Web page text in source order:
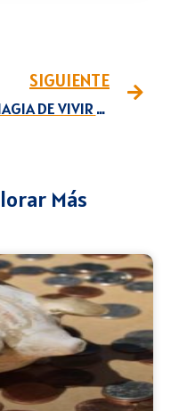
SIGUIENTE
LA MAGIA DE VIVIR SIN DEUDAS
Más